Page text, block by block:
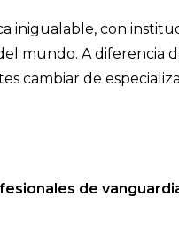
inigualable, con
mundo. A diferencia
cambiar de
de